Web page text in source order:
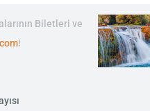
Biletleri ve
!